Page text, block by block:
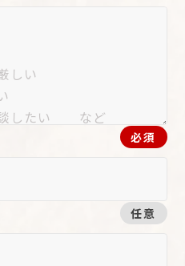
必須
任意